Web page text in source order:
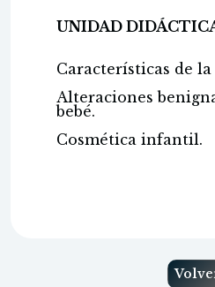
UNIDAD
Características de
Alteraciones
bebé.
Cosmética infantil.